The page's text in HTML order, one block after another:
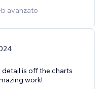
avanzato
is off the charts
work!